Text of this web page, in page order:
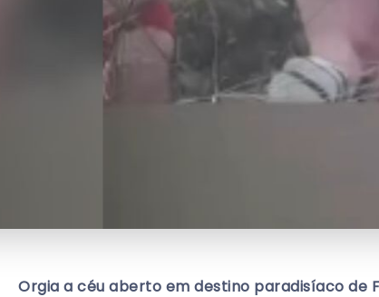
Orgia a céu aberto em destino paradisíaco de